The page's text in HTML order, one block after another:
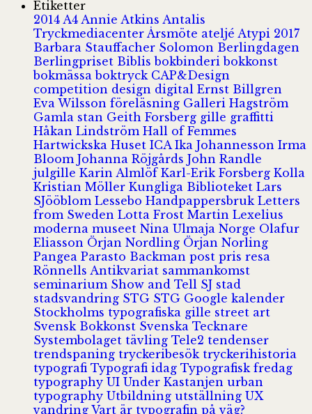
Etiketter
2014 A4 Annie Atkins Antalis
Tryckmediacenter Årsmöte ateljé Atypi 2017
Barbara Stauffacher Solomon Berlingdagen
Berlingpriset Biblisbokbinderibokkonst
bokmässaboktryck CAP&Design
competition design digital Ernst Billgren
Eva Wilsson föreläsning Galleri Hagström
Gamla stan Geith Forsberg gille graffitti
Håkan Lindström Hall of Femmes
Hartwickska Huset ICA Ika Johannesson Irma
Bloom Johanna Röjgårds John Randle
julgille Karin Almlöf Karl-Erik Forsberg Kolla
Kristian Möller Kungliga Biblioteket Lars
SJööblom Lessebo Handpappersbruk Letters
from Sweden Lotta Frost Martin Lexelius
moderna museet Nina Ulmaja Norge Olafur
Eliasson Örjan Nordling Örjan Norling
Pangea Parasto Backman post pris resa
Rönnells Antikvariat sammankomst
seminarium Show and Tell SJ stad
stadsvandring STG STG Google kalender
Stockholms typografiska gille street art
Svensk Bokkonst Svenska Tecknare
Systembolaget tävling Tele2 tendenser
trendspaning tryckeribesök tryckerihistoria
typografi Typografi idag Typografisk fredag
typography UI Under Kastanjen urban
typography Utbildning utställning UX
vandring Vart är typografin på väg?